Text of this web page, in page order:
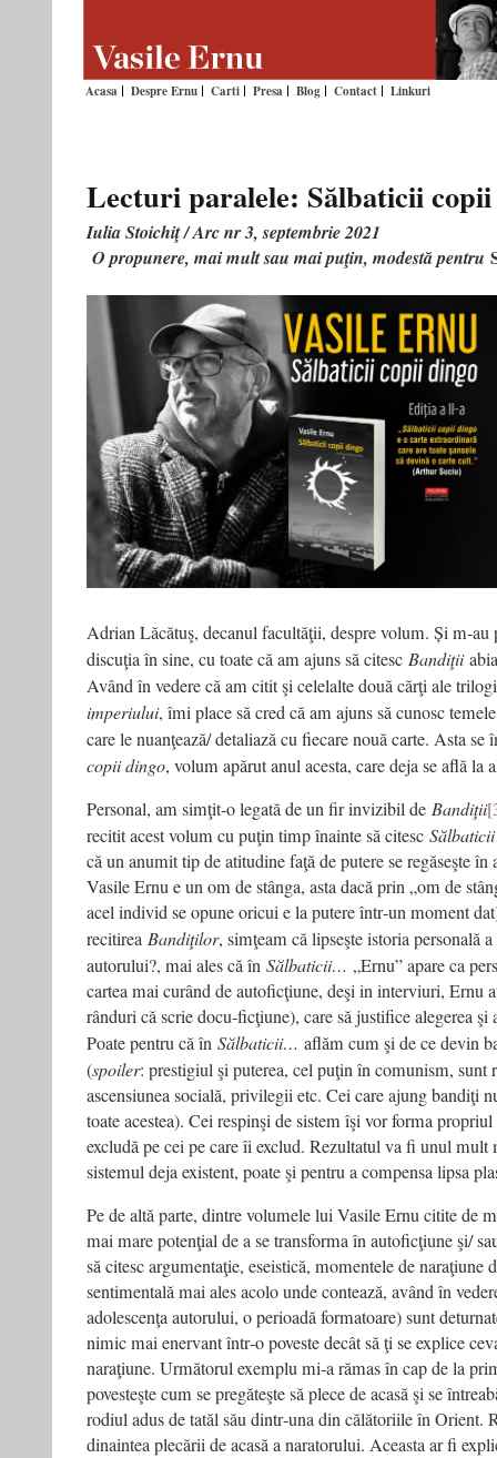
Acasa Despre Ernu Carti Presa Blog Contact Linkuri
Lecturi paralele: Sălbaticii
Iulia Stoichiţ / Arc nr 3, septembrie 2021
O propunere, mai mult sau mai puţin, modestă pentru
Adrian Lăcătuş, decanul facultăţii, despre volum. Și m‑au
discuţia în sine, cu toate că am ajuns să citesc Bandiţii
Având în vedere că am citit şi celelalte două cărţi ale
imperiului, îmi place să cred că am ajuns să cunosc
care le nuanţează/ detaliază cu fiecare nouă carte. Asta
copii dingo, volum apărut anul acesta, care deja se află la
Personal, am simţit‑o legată de un fir invizibil de Bandiţii
recitit acest volum cu puţin timp înainte să citesc
că un anumit tip de atitudine faţă de putere se regăseşte
Vasile Ernu e un om de stânga, asta dacă prin „om de
acel individ se opune oricui e la putere într‑un moment
recitirea Bandiţilor, simţeam că lipseşte istoria personală
autorului?, mai ales că în Sălbaticii… „Ernu” apare ca
cartea mai curând de autoficţiune, deşi in interviuri, Ernu
rânduri că scrie docu‑ficţiune), care să justifice alegerea şi
Poate pentru că în Sălbaticii… aflăm cum şi de ce devin
(spoiler: prestigiul şi puterea, cel puţin în comunism, sunt
ascensiunea socială, privilegii etc. Cei care ajung bandiţi
toate acestea). Cei respinşi de sistem îşi vor forma propriul
excludă pe cei pe care îi exclud. Rezultatul va fi unul mult
sistemul deja existent, poate şi pentru a compensa lipsa
Pe de altă parte, dintre volumele lui Vasile Ernu citite de
mai mare potenţial de a se transforma în autoficţiune şi/
să citesc argumentaţie, eseistică, momentele de
sentimentală mai ales acolo unde contează, având în
adolescenţa autorului, o perioadă formatoare) sunt
nimic mai enervant într‑o poveste decât să ţi se explice
naraţiune. Următorul exemplu mi‑a rămas în cap de la
povesteşte cum se pregăteşte să plece de acasă şi se
rodiul adus de tatăl său dintr‑una din călătoriile în Orient.
dinaintea plecării de acasă a naratorului. Aceasta ar fi